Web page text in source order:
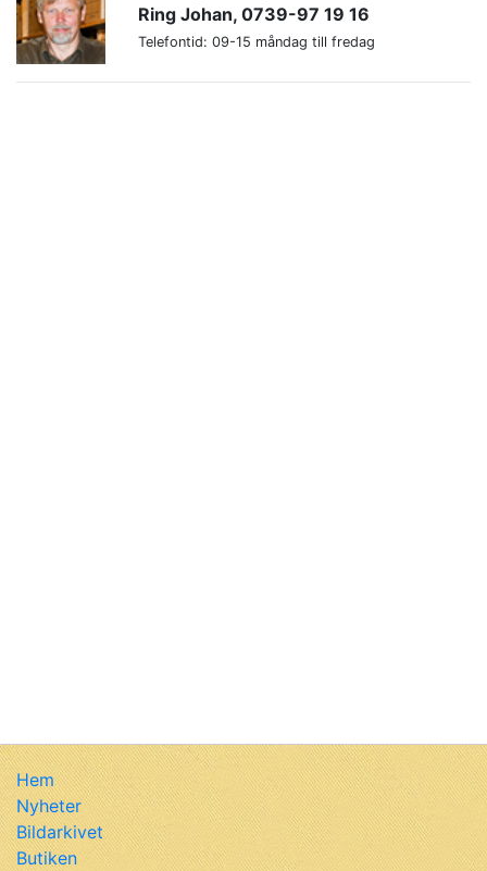
Ring Johan, 0739-97 19 16
Telefontid: 09-15 måndag till fredag
Hem
Nyheter
Bildarkivet
Butiken